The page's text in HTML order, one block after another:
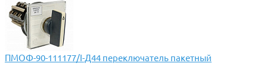
ПМОФ-90-111177/I-Д44 переключатель пакетный